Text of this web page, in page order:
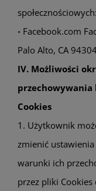
społecznościowych:
◦ Facebook.com
Palo Alto, CA
IV. Możliwości
przechowywania
Cookies
1. Użytkownik
zmienić
warunki ich
przez pliki